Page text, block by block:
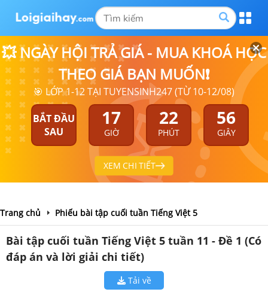
💥 NGÀY HỘI TRẢ GIÁ - MUA KHOÁ HỌC
THEO GIÁ BẠN MUỐN❗
🎯 LỚP 1-12 TẠI TUYENSINH247 (TỪ 10-12/08)
BẮT ĐẦU
SAU
17
GIỜ
22
PHÚT
56
GIÂY
XEM CHI TIẾT
Trang chủ Phiếu bài tập cuối tuần Tiếng Việt 5
Bài tập cuối tuần Tiếng Việt 5 tuần 11 - Đề 1 (Có
đáp án và lời giải chi tiết)
Tải về